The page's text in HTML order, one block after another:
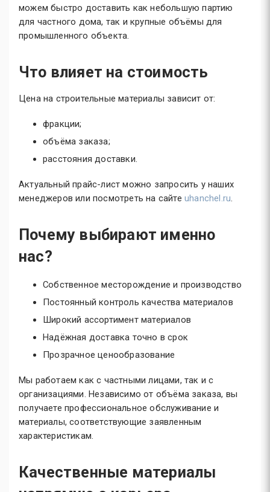
можем быстро доставить как небольшую партию
для частного дома, так и крупные объёмы для
промышленного объекта.
Что влияет на стоимость
Цена на строительные материалы зависит от:
фракции;
объёма заказа;
расстояния доставки.
Актуальный прайс-лист можно запросить у наших
менеджеров или посмотреть на сайте uhanchel.ru.
Почему выбирают именно
нас?
Собственное месторождение и производство
Постоянный контроль качества материалов
Широкий ассортимент материалов
Надёжная доставка точно в срок
Прозрачное ценообразование
Мы работаем как с частными лицами, так и с
организациями. Независимо от объёма заказа, вы
получаете профессиональное обслуживание и
материалы, соответствующие заявленным
характеристикам.
Качественные материалы